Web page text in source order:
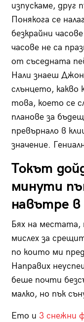
изпускаме, друг
Понякога се
безкрайни
часове не са
от съседната
Нали знаеш
слънцето, какво
това, което се
планове за
превърнало в
значение.
Токът
минути
навътре в
Бях на местата,
мислех за
по които ми
Направих
беше почти
малко, но пък
Ето и 3 снежни